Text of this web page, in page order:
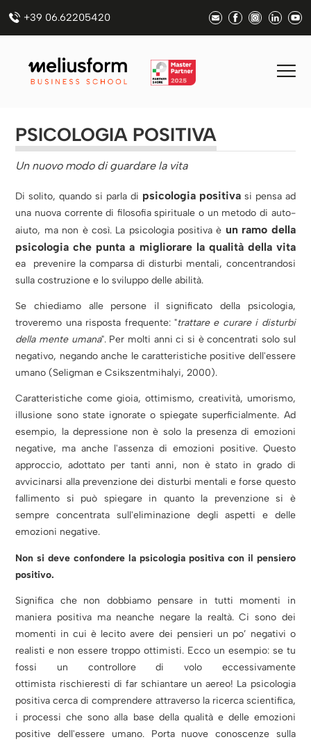
+39 06.62205420
PSICOLOGIA POSITIVA
Un nuovo modo di guardare la vita
Di solito, quando si parla di psicologia positivasi pensa ad
una nuova corrente di filosofia spirituale o un metodo di auto-
aiuto, ma non è così. La psicologia positiva è un ramo della
psicologia che punta a migliorare la qualità della vita
ea prevenire la comparsa di disturbi mentali, concentrandosi
sulla costruzione e lo sviluppo delle abilità.
Se chiediamo alle persone il significato della psicologia,
troveremo una risposta frequente: "trattare e curare i disturbi
della mente umana". Per molti anni ci si è concentrati solo sul
negativo, negando anche le caratteristiche positive dell'essere
umano (Seligman e Csikszentmihalyi, 2000).
Caratteristiche come gioia, ottimismo, creatività, umorismo,
illusione sono state ignorate o spiegate superficialmente. Ad
esempio, la depressione non è solo la presenza di emozioni
negative, ma anche l'assenza di emozioni positive. Questo
approccio, adottato per tanti anni, non è stato in grado di
avvicinarsi alla prevenzione dei disturbi mentali e forse questo
fallimento si può spiegare in quanto la prevenzione si è
sempre concentrata sull'eliminazione degli aspetti e delle
emozioni negative.
Non si deve confondere la psicologia positiva con il pensiero
positivo.
Significa che non dobbiamo pensare in tutti momenti in
maniera positiva ma neanche negare la realtà. Ci sono dei
momenti in cui è lecito avere dei pensieri un po’ negativi o
realisti e non essere troppo ottimisti. Ecco un esempio: se tu
fossi un controllore di volo eccessivamente
ottimista rischieresti di far schiantare un aereo! La psicologia
positiva cerca di comprendere attraverso la ricerca scientifica,
i processi che sono alla base della qualità e delle emozioni
positive dell'essere umano. Porta nuove conoscenze sulla